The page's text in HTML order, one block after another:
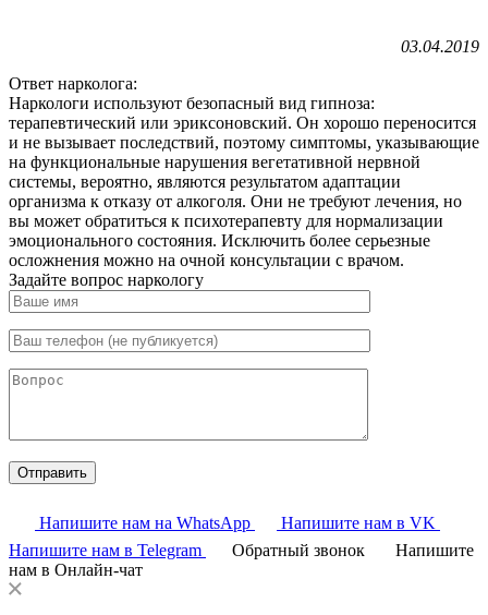
03.04.2019
Ответ нарколога:
Наркологи используют безопасный вид гипноза:
терапевтический или эриксоновский. Он хорошо переносится
и не вызывает последствий, поэтому симптомы, указывающие
на функциональные нарушения вегетативной нервной
системы, вероятно, являются результатом адаптации
организма к отказу от алкоголя. Они не требуют лечения, но
вы может обратиться к психотерапевту для нормализации
эмоционального состояния. Исключить более серьезные
осложнения можно на очной консультации с врачом.
Задайте вопрос наркологу
Напишите нам на WhatsApp
Напишите нам в VK
Напишите нам в Telegram
Обратный звонок
Напишите
нам в Онлайн-чат